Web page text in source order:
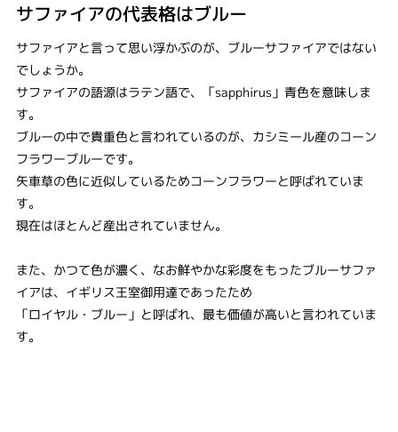
サファイアの代表格はブルー
サファイアと言って思い浮かぶのが、ブルーサファイアではない
でしょうか。
サファイアの語源はラテン語で、「sapphirus」青色を意味しま
す。
ブルーの中で貴重色と言われているのが、カシミール産のコーン
フラワーブルーです。
矢車草の色に近似しているためコーンフラワーと呼ばれていま
す。
現在はほとんど産出されていません。
また、かつて色が濃く、なお鮮やかな彩度をもったブルーサファ
イアは、イギリス王室御用達であったため
「ロイヤル・ブルー」と呼ばれ、最も価値が高いと言われていま
す。